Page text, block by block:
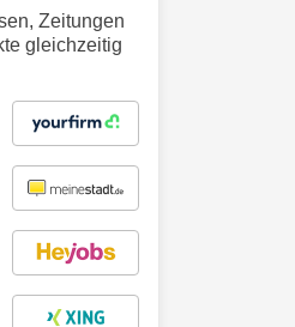
Zeitungen
gleichzeitig